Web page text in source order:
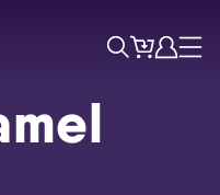
ZoekTicketsAccount
Menu